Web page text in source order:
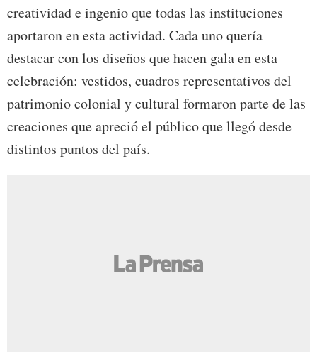
creatividad e ingenio que todas las instituciones
aportaron en esta actividad. Cada uno quería
destacar con los diseños que hacen gala en esta
celebración: vestidos, cuadros representativos del
patrimonio colonial y cultural formaron parte de las
creaciones que apreció el público que llegó desde
distintos puntos del país.